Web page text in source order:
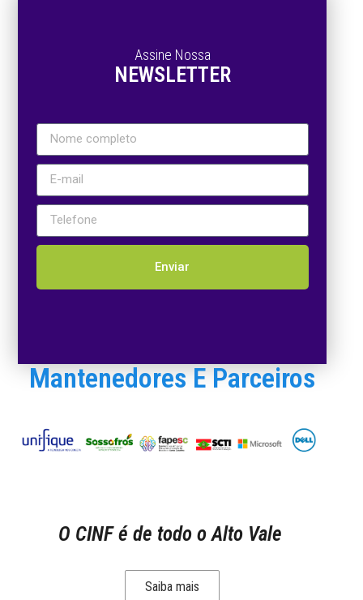
Assine Nossa
NEWSLETTER
Enviar
Mantenedores E Parceiros
O CINF é de todo o Alto Vale
Saiba mais